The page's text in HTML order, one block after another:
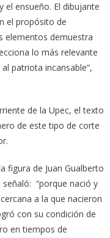
el ensueño. El dibujante
el propósito de
elementos demuestra
lo más relevante
patriota incansable”,
de la Upec, el texto
de este tipo de corte
figura de Juan Gualberto
“porque nació y
a la que nacieron
con su condición de
en tiempos de